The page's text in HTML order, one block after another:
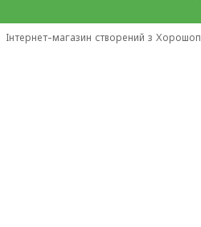
Інтернет-магазин створений з Хорошоп